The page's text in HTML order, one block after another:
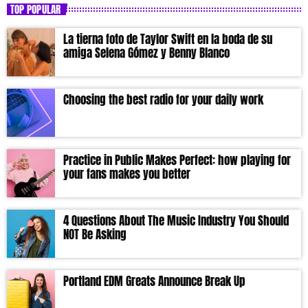
TOP POPULAR
La tierna foto de Taylor Swift en la boda de su
amiga Selena Gómez y Benny Blanco
Choosing the best radio for your daily work
Practice in Public Makes Perfect: how playing for
your fans makes you better
4 Questions About The Music Industry You Should
NOT Be Asking
Portland EDM Greats Announce Break Up